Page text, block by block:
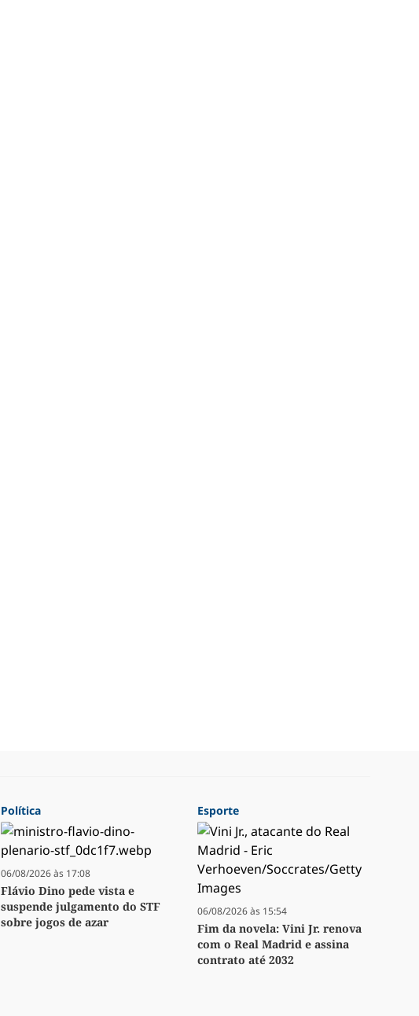
Política
06/08/2026 às 17:08
Flávio Dino pede vista e
suspende julgamento do STF
sobre jogos de azar
Esporte
06/08/2026 às 15:54
Fim da novela: Vini Jr. renova
com o Real Madrid e assina
contrato até 2032